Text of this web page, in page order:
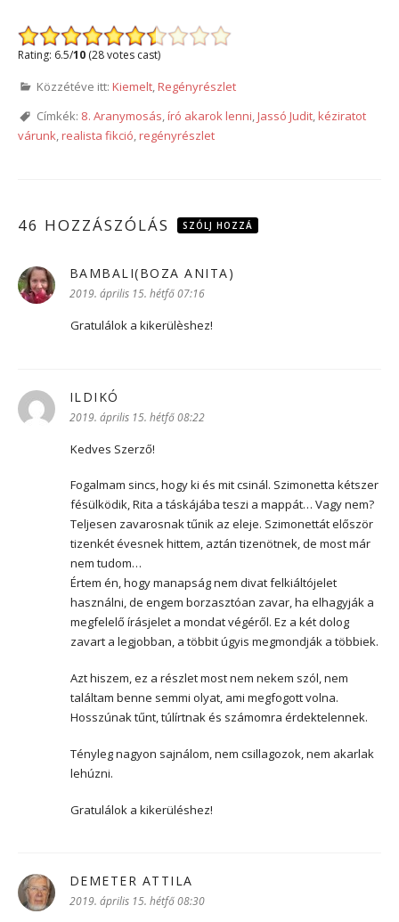
Rating: 6.5/10 (28 votes cast)
Közzétéve itt: Kiemelt,Regényrészlet
Címkék: 8. Aranymosás,író akarok lenni,Jassó Judit,kéziratot
várunk,realista fikció,regényrészlet
46 HOZZÁSZÓLÁS SZÓLJ HOZZÁ
BAMBALI(BOZA ANITA)
2019. április 15. hétfő 07:16
Gratulálok a kikerülèshez!
ILDIKÓ
2019. április 15. hétfő 08:22
Kedves Szerző!
Fogalmam sincs, hogy ki és mit csinál. Szimonetta kétszer
fésülködik, Rita a táskájába teszi a mappát… Vagy nem?
Teljesen zavarosnak tűnik az eleje. Szimonettát először
tizenkét évesnek hittem, aztán tizenötnek, de most már
nem tudom…
Értem én, hogy manapság nem divat felkiáltójelet
használni, de engem borzasztóan zavar, ha elhagyják a
megfelelő írásjelet a mondat végéről. Ez a két dolog
zavart a legjobban, a többit úgyis megmondják a többiek.
Azt hiszem, ez a részlet most nem nekem szól, nem
találtam benne semmi olyat, ami megfogott volna.
Hosszúnak tűnt, túlírtnak és számomra érdektelennek.
Tényleg nagyon sajnálom, nem csillagozok, nem akarlak
lehúzni.
Gratulálok a kikerüléshez!
DEMETER ATTILA
2019. április 15. hétfő 08:30